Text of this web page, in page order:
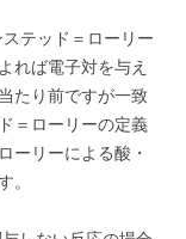
テッド＝ローリー
れば電子対を与え
たり前ですが一致
＝ローリーの定義
ーリーによる酸・
。